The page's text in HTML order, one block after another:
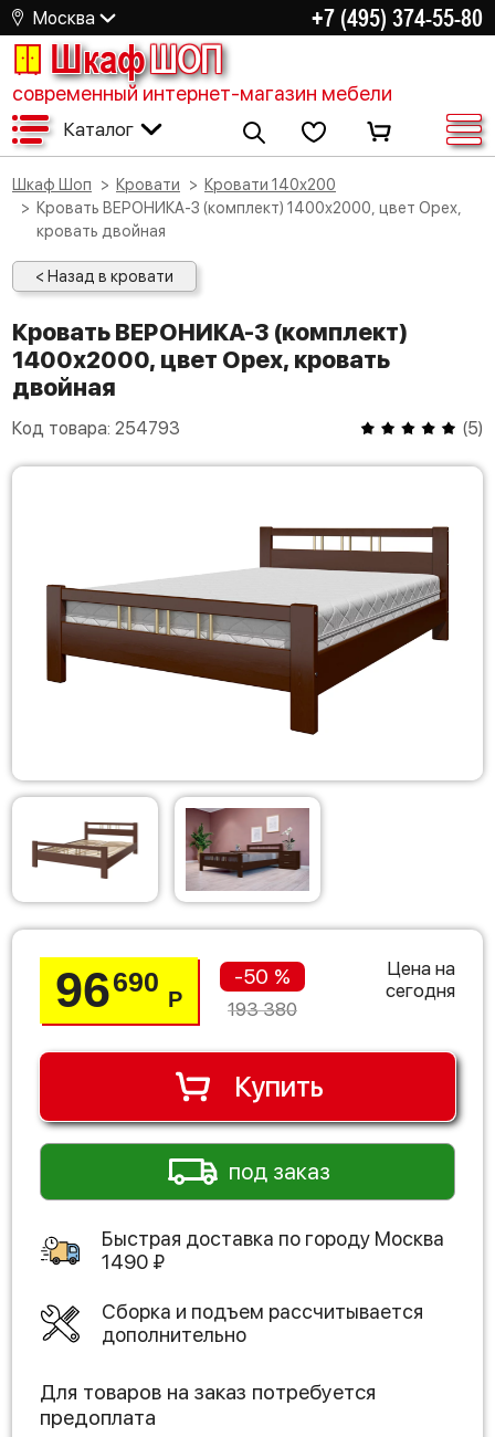
Москва +7 (495) 374-55-80
ШкафШОП
современный интернет-магазин мебели
Каталог
Шкаф Шоп Кровати
Кровати 140х200
Кровать ВЕРОНИКА-3 (комплект) 1400х2000, цвет Орех,
кровать двойная
< Назад в кровати
Кровать ВЕРОНИКА-3 (комплект)
1400х2000, цвет Орех, кровать
двойная
Код товара: 254793 (5)
96690
Р
-50 %
193 380
Цена на
сегодня
Купить
под заказ
Быстрая доставка по городу Москва
1490 ₽
Сборка и подъем рассчитывается
дополнительно
Для товаров на заказ потребуется
предоплата